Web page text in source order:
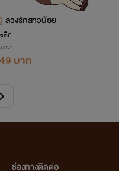
ลวงรักสาวน้อย
ติก
ารา
บาท
ช่องทางติดต่อ